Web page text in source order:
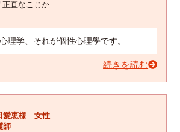
正直なこじか
理学、それが個性心理學です。
続きを読む
愛恵様 女性
師